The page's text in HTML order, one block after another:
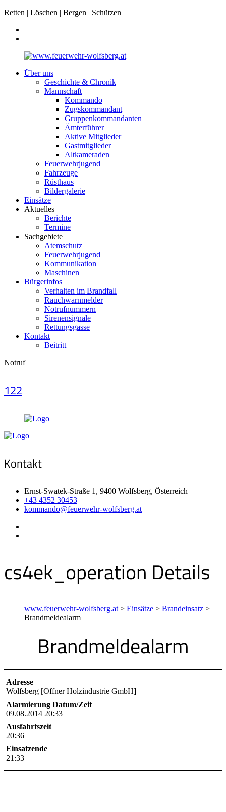
Retten | Löschen | Bergen | Schützen
Über uns
Geschichte & Chronik
Mannschaft
Kommando
Zugskommandant
Gruppenkommandanten
Ämterführer
Aktive Mitglieder
Gastmitglieder
Altkameraden
Feuerwehrjugend
Fahrzeuge
Rüsthaus
Bildergalerie
Einsätze
Aktuelles
Berichte
Termine
Sachgebiete
Atemschutz
Feuerwehrjugend
Kommunikation
Maschinen
Bürgerinfos
Verhalten im Brandfall
Rauchwarnmelder
Notrufnummern
Sirenensignale
Rettungsgasse
Kontakt
Beitritt
Notruf
122
Kontakt
Ernst-Swatek-Straße 1, 9400 Wolfsberg, Österreich
+43 4352 30453
kommando@feuerwehr-wolfsberg.at
cs4ek_operation Details
www.feuerwehr-wolfsberg.at > Einsätze > Brandeinsatz >
Brandmeldealarm
Brandmeldealarm
Adresse
Wolfsberg [Offner Holzindustrie GmbH]
Alarmierung Datum/Zeit
09.08.2014 20:33
Ausfahrtszeit
20:36
Einsatzende
21:33